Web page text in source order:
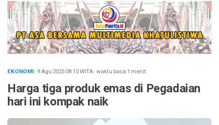
EKONOMI· 9 Agu 202508:15WITA·waktu baca 1 menit
Harga tiga produk emas di Pegadaian
hari ini kompak naik